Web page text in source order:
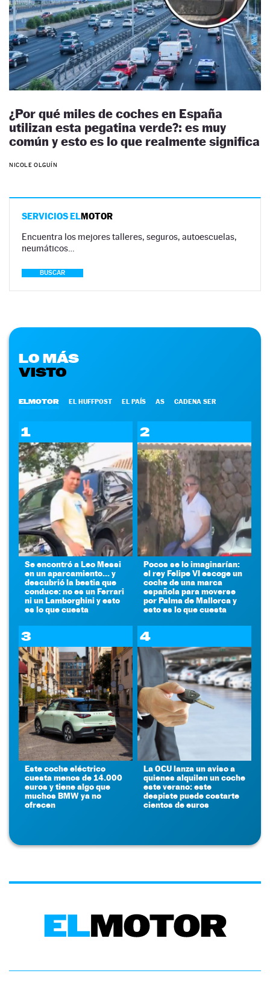
¿Por qué miles de coches en España
utilizan esta pegatina verde?: es muy
común y esto es lo que realmente significa
NICOLE OLGUÍN
SERVICIOS ELMOTOR
Encuentra los mejores talleres, seguros, autoescuelas,
neumáticos…
BUSCAR
LO MÁS
VISTO
ELMOTOR EL HUFFPOST EL PAÍS AS CADENA SER
1
Se encontró a Leo Messi
en un aparcamiento... y
descubrió la bestia que
conduce: no es un Ferrari
ni un Lamborghini y esto
es lo que cuesta
2
Pocos se lo imaginarían:
el rey Felipe VI escoge un
coche de una marca
española para moverse
por Palma de Mallorca y
esto es lo que cuesta
3
Este coche eléctrico
cuesta menos de 14.000
euros y tiene algo que
muchos BMW ya no
ofrecen
4
La OCU lanza un aviso a
quienes alquilen un coche
este verano: este
despiste puede costarte
cientos de euros